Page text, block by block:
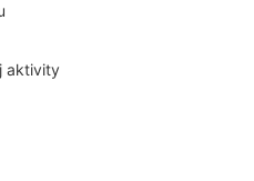
aktivity